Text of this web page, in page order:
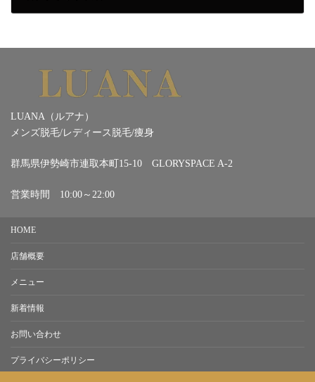
LUANA（ルアナ）
メンズ脱毛/レディース脱毛/痩身
群馬県伊勢崎市連取本町15-10 GLORYSPACE A-2
営業時間 10:00～22:00
HOME
店舗概要
メニュー
新着情報
お問い合わせ
プライバシーポリシー